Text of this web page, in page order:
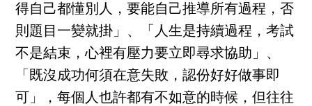
得自己都懂別人，要能自己推導所有過程，否
則題目一變就掛」、「人生是持續過程，考試
不是結束，心裡有壓力要立即尋求協助」、
「既沒成功何須在意失敗，認份好好做事即
可」，每個人也許都有不如意的時候，但往往